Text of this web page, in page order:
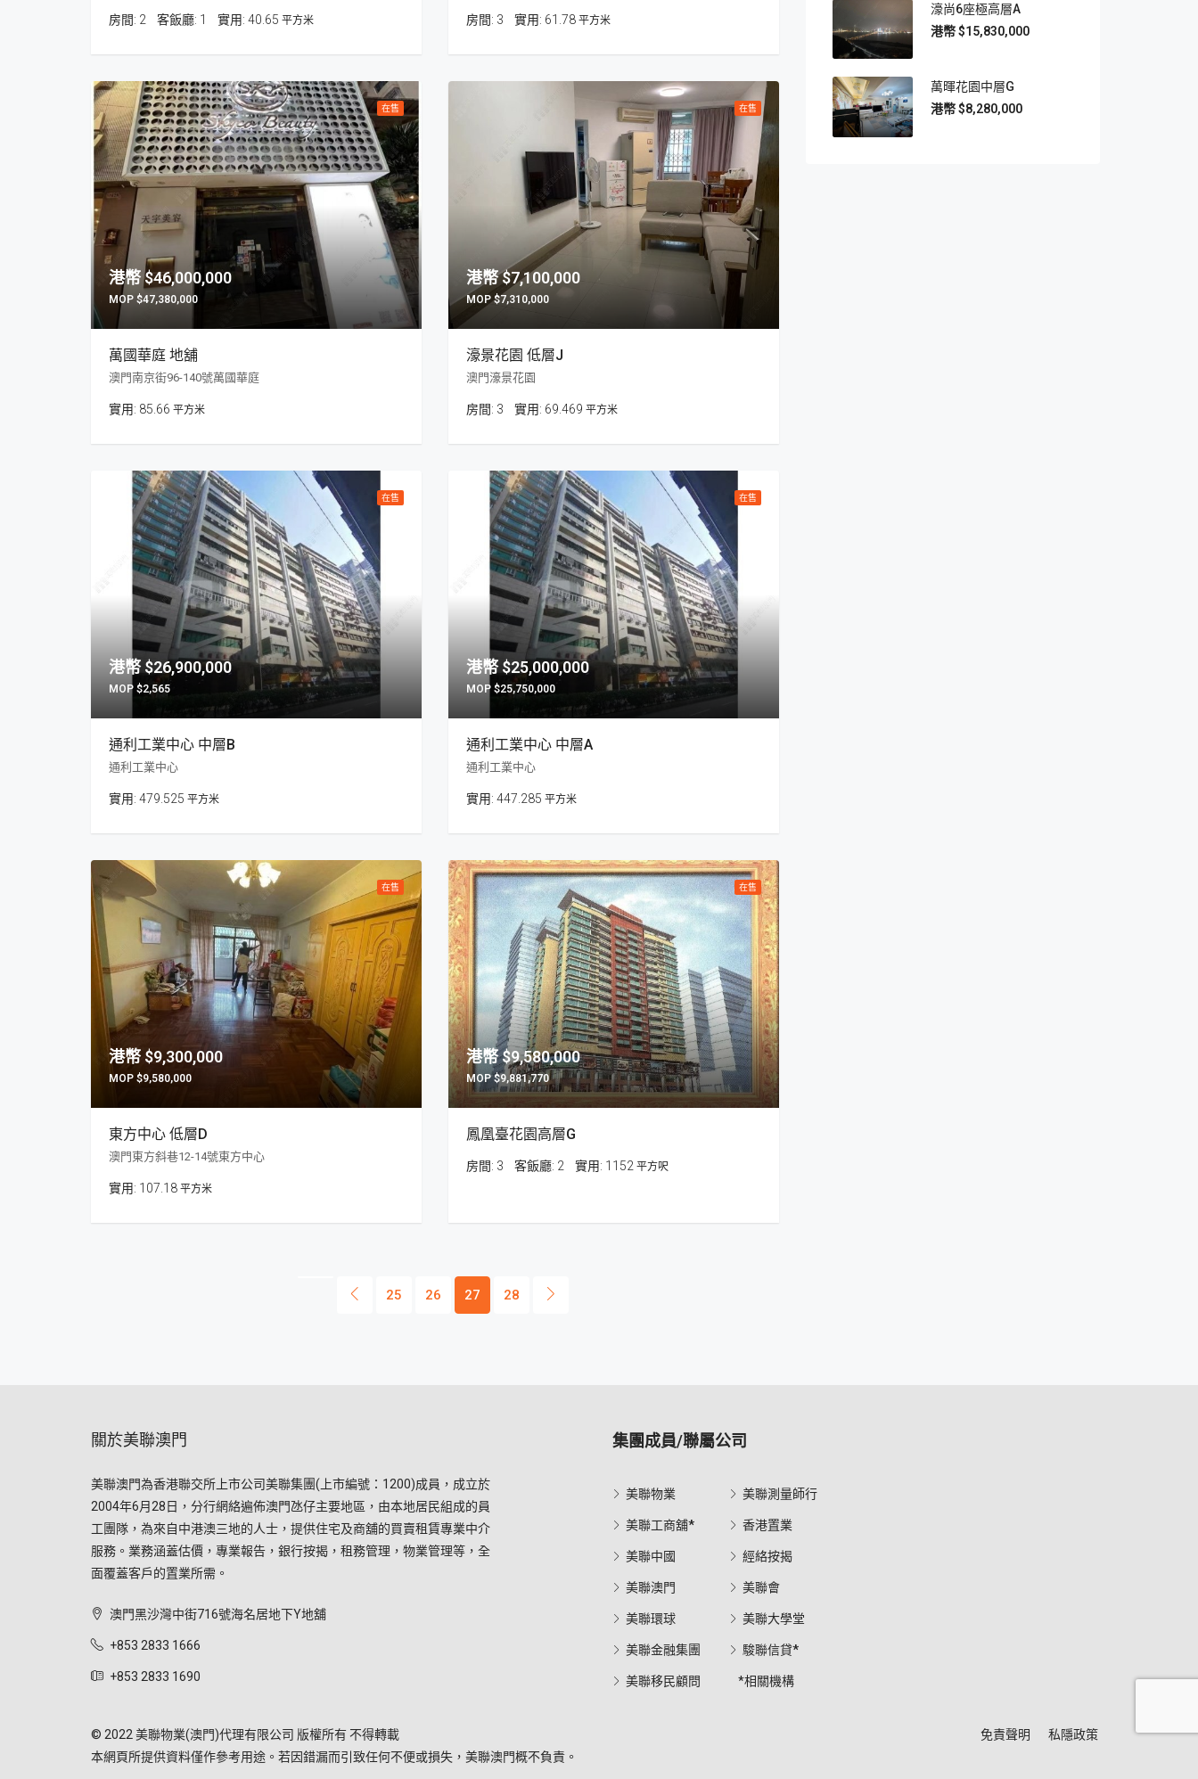
房間: 2 客飯廳: 1 40.65 平方米 房間: 3 61.78 平方米
在售
$46,000,000
$47,380,000
萬國華庭 地舖
澳門南京街96-140號萬國華庭
85.66 平方米
在售
$7,100,000
$7,310,000
濠景花園 低層J
澳門濠景花園
房間: 3 69.469 平方米
在售
$26,900,000
$2,565
通利工業中心 中層B
通利工業中心
479.525 平方米
在售
$25,000,000
$25,750,000
通利工業中心 中層A
通利工業中心
447.285 平方米
在售
$9,300,000
$9,580,000
東方中心 低層D
澳門東方斜巷12-14號東方中心
107.18 平方米
在售
$9,580,000
$9,881,770
鳳凰臺花園高層G
房間: 3 客飯廳: 2 1152 平方呎
25 26 27 28
濠尚6座極高層A
$15,830,000
萬暉花園中層G
$8,280,000
關於美聯澳門
美聯澳門為香港聯交所上市公司美聯集團(上市編號：1200)成員，成立於
2004年6月28日，分行網絡遍佈澳門氹仔主要地區，由本地居民組成的員
工團隊，為來自中港澳三地的人士，提供住宅及商舖的買賣租賃專業中介
服務。業務涵蓋估價，專業報告，銀行按揭，租務管理，物業管理等，全
面覆蓋客戶的置業所需。
澳門黑沙灣中街716號海名居地下Y地舖
+853 2833 1666
+853 2833 1690
集團成員/聯屬公司
美聯物業
美聯工商舖*
美聯中國
美聯澳門
美聯環球
美聯金融集團
美聯移民顧問
美聯測量師行
香港置業
經絡按揭
美聯會
美聯大學堂
駿聯信貸*
*相關機構
© 2022 美聯物業(澳門)代理有限公司 版權所有 不得轉載
本網頁所提供資料僅作參考用途。若因錯漏而引致任何不便或損失，美聯澳門概不負責。
免責聲明 私隱政策